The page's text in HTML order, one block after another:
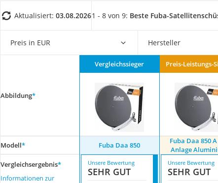
Ladekabel Typ 2
Acer Aspire
Service
Aktualisiert: 03.08.20261 - 8 von 9: Beste Fuba-
Preis in EUR Hersteller
Abbildung*
Vergleichssieger Preis-Leistungs-
Modell* Fuba Daa 850
Fuba Daa 850
Anlage
Vergleichsergebnis*
Informationen zur
Unsere Bewertung
SEHR GUT
Unsere Bewertung
SEHR GUT